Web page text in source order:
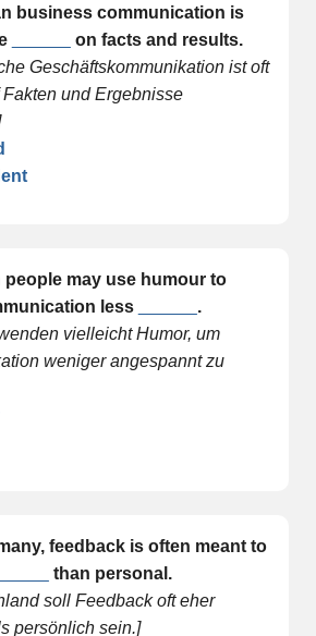
business communication is
on facts and results.
Geschäftskommunikation ist oft
Fakten und Ergebnisse
people may use humour to
less
.
vielleicht Humor, um
weniger angespannt zu
feedback is often meant to
than personal.
soll Feedback oft eher
persönlich sein.]